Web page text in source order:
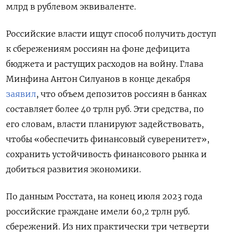
млрд в рублевом эквиваленте.
Российские власти ищут способ получить доступ
к сбережениям россиян на фоне дефицита
бюджета и растущих расходов на войну. Глава
Минфина Антон Силуанов в конце декабря
заявил, что объем депозитов россиян в банках
составляет более 40 трлн руб. Эти средства, по
его словам, власти планируют задействовать,
чтобы «обеспечить финансовый суверенитет»,
сохранить устойчивость финансового рынка и
добиться развития экономики.
По данным Росстата, на конец июля 2023 года
российские граждане имели 60,2 трлн руб.
сбережений. Из них практически три четверти